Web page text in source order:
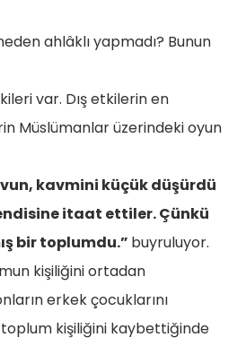
ahlâklı yapmadı? Bunun
var. Dış etkilerin en
Müslümanlar üzerindeki oyun
kavmini küçük düşürdü
itaat ettiler. Çünkü
bir toplumdu.” buyruluyor.
kişiliğini ortadan
erkek çocuklarını
kişiliğini kaybettiğinde